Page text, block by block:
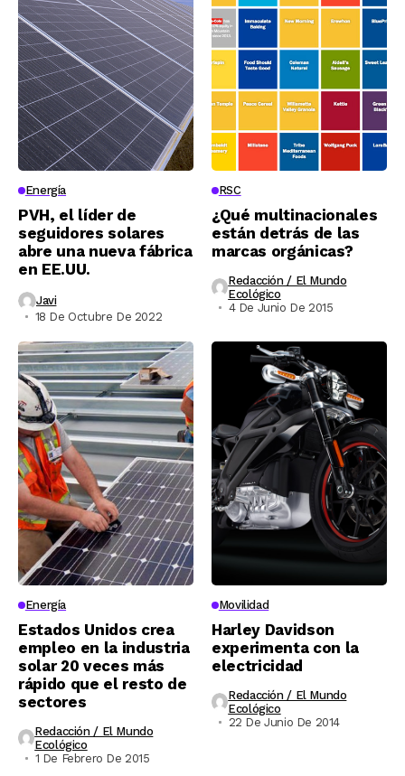
Energía
PVH, el líder de
seguidores solares
abre una nueva fábrica
en EE.UU.
Javi
18 De Octubre De 2022
RSC
¿Qué multinacionales
están detrás de las
marcas orgánicas?
Redacción / El Mundo
Ecológico
4 De Junio De 2015
Energía
Estados Unidos crea
empleo en la industria
solar 20 veces más
rápido que el resto de
sectores
Redacción / El Mundo
Ecológico
1 De Febrero De 2015
Movilidad
Harley Davidson
experimenta con la
electricidad
Redacción / El Mundo
Ecológico
22 De Junio De 2014